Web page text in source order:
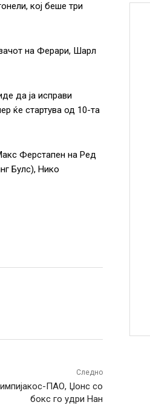
кој беше три
на Ферари, Шарл
да ја исправи
ќе стартува од 10-та
Ферстапен на Ред
Булс), Нико
Следно
ПАО, Џонс со
бокс го удри Нан